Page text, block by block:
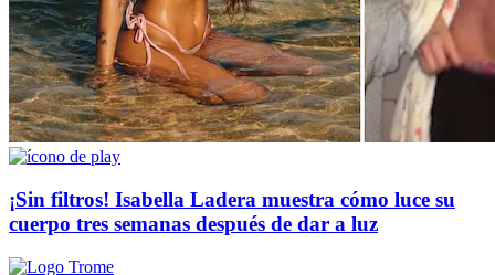
¡Sin filtros! Isabella Ladera muestra cómo luce su
cuerpo tres semanas después de dar a luz